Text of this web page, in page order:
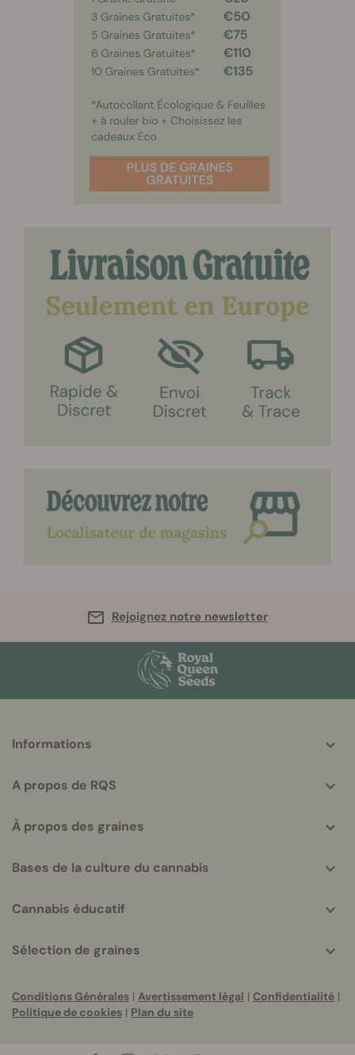
Rejoignez notre newsletter
helpful
Informations
A propos de RQS
À propos des graines
Bases de la culture du cannabis
Cannabis éducatif
Sélection de graines
Conditions Générales | Avertissement légal | Confidentialité |
Politique de cookies | Plan du site